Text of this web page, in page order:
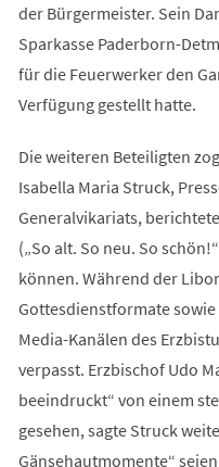
der Bürgermeister. Sein
Sparkasse Paderborn-
für die Feuerwerker den
Verfügung gestellt hatte.
Die weiteren Beteiligten
Isabella Maria Struck,
Generalvikariats,
(„So alt. So neu. So
können. Während der
Gottesdienstformate
Media-Kanälen des
verpasst. Erzbischof Udo
beeindruckt“ von einem
gesehen, sagte Struck
Gänsehautmomente“